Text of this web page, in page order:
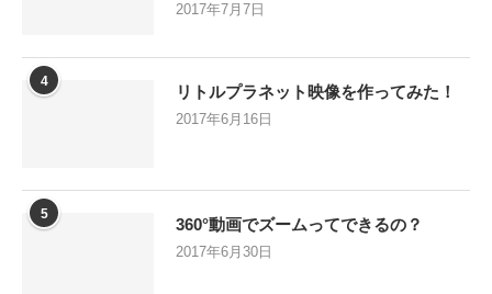
2017年7月7日
4
リトルプラネット映像を作ってみた！
2017年6月16日
5
360°動画でズームってできるの？
2017年6月30日